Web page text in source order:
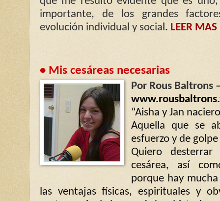
importante, de los grandes
evolución individual y social. LEER MAS
• Mis cesáreas necesarias
Por Rous Baltrons
“Aisha y Jan
Aquella que se
esfuerzo y de golpe
Quiero
cesárea, así
porque hay
las ventajas físicas, espirituales y